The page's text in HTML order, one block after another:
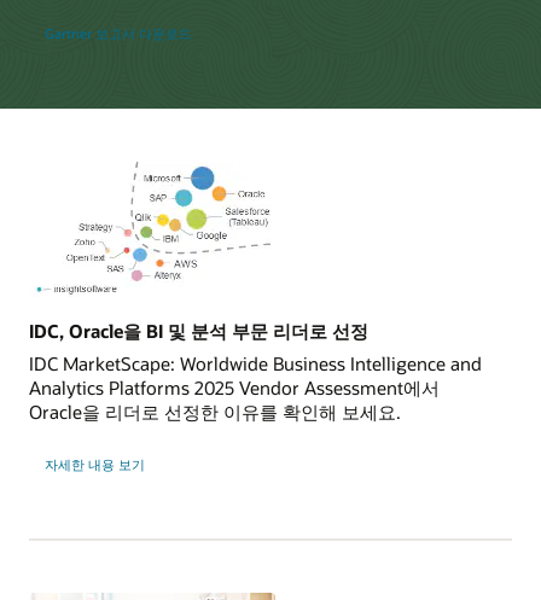
Gartner 보고서 다운로드
IDC, Oracle을 BI 및 분석 부문 리더로 선정
IDC MarketScape: Worldwide Business Intelligence and
Analytics Platforms 2025 Vendor Assessment에서
Oracle을 리더로 선정한 이유를 확인해 보세요.
자세한 내용 보기